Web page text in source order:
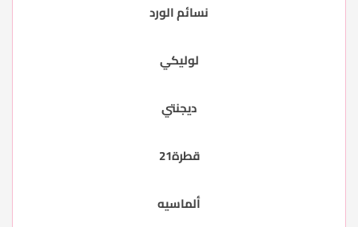
نسائم الورد
لوليكي
ديجنتي
قطرة21
ألماسيه